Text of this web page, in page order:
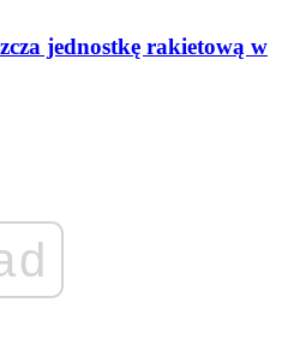
jednostkę rakietową w